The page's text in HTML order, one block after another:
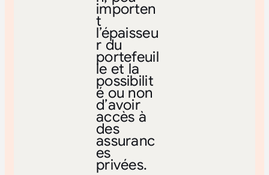
importen
t
l’épaisseu
r du
portefeuil
le et la
possibilit
é ou non
d’avoir
accès à
des
assuranc
es
privées.